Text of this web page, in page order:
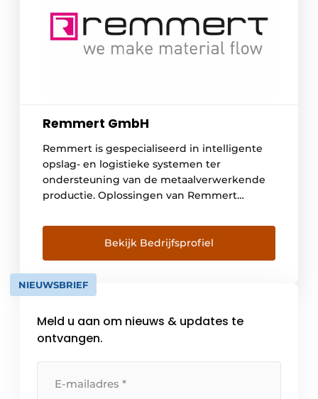
Remmert GmbH
Remmert is gespecialiseerd in intelligente
opslag- en logistieke systemen ter
ondersteuning van de metaalverwerkende
productie. Oplossingen van Remmert
metaalverwerking door de materiaalstroom
zo efficiënt mogelijk te maken. Remmert
produceert en ontwikkelt geautomatiseerde
opslagsystemen voor plaatmetaal,
honingraatopslagsystemen,
behandelingssystemen en autonome
transportoplossingen. Een hoge mate van
Bekijk Bedrijfsprofiel
NIEUWSBRIEF
Meld u aan om nieuws & updates te
ontvangen.